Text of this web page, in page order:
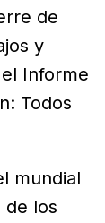
de
y
Informe
Todos
mundial
de los